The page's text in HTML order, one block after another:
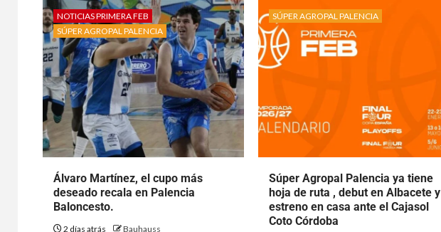
NOTICIAS PRIMERA FEB
SÚPER AGROPAL PALENCIA
Álvaro Martínez, el cupo más
deseado recala en Palencia
Baloncesto.
2 días atrás Bauhauss
SÚPER AGROPAL PALENCIA
Súper Agropal Palencia ya tiene
hoja de ruta , debut en Albacete y
estreno en casa ante el Cajasol
Coto Córdoba